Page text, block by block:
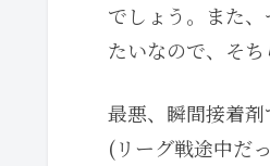
でしょう。また
たいなので、そち
最悪、瞬間接着
(リーグ戦途中だ